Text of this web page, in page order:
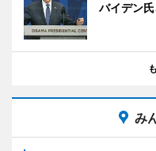
バイデン
み